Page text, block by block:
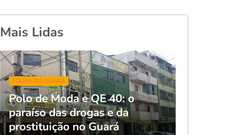
Mais Lidas
FOLHA DO GUARÁ
Polo de Moda e QE 40: o
paraíso das drogas e da
prostituição no Guará